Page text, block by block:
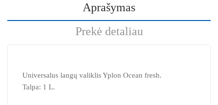
Aprašymas
Prekė detaliau
Universalus langų valiklis Yplon Ocean fresh.
Talpa: 1 L.